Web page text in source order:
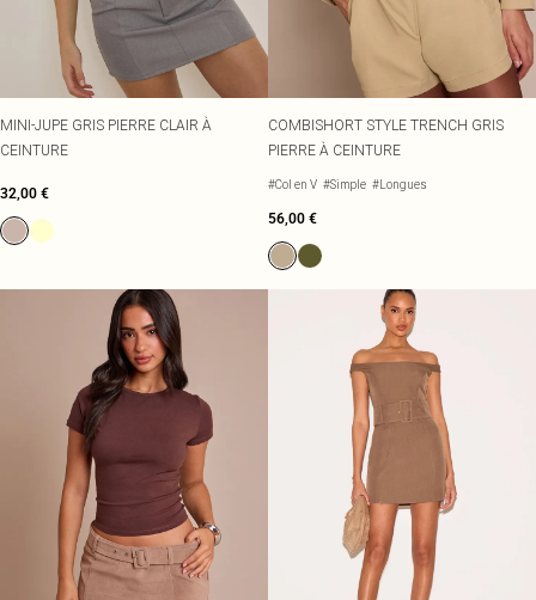
MINI-JUPE GRIS PIERRE CLAIR À
CEINTURE
32,00 €
COMBISHORT STYLE TRENCH GRIS
PIERRE À CEINTURE
#Col en V #Simple #Longues
56,00 €